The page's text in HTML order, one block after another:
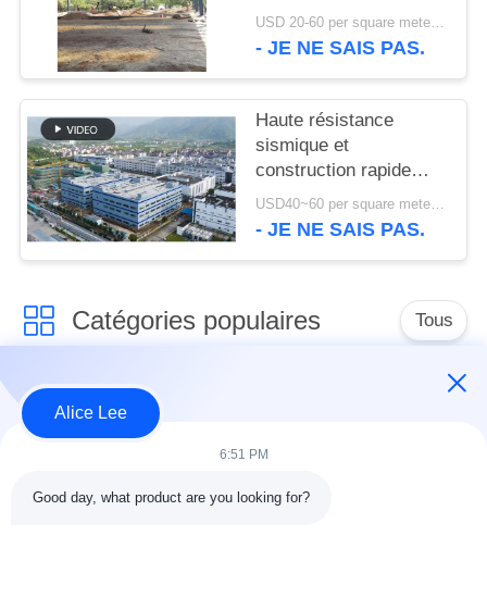
CONFIDENTIALITÉavec conception de
portiques
USD 20-60 per square meter MOQ:1000 M²
- JE NE SAIS PAS.
Haute résistance
sismique et
construction rapide
avec un entrepôt à
structure en acier
USD40~60 per square meter MOQ:1000 mètres carrés
- JE NE SAIS PAS.
Catégories populaires Tous
construction de
structure métallique
en acier
architectural
Alice Lee
6:51 PM
Good day, what product are you looking for?